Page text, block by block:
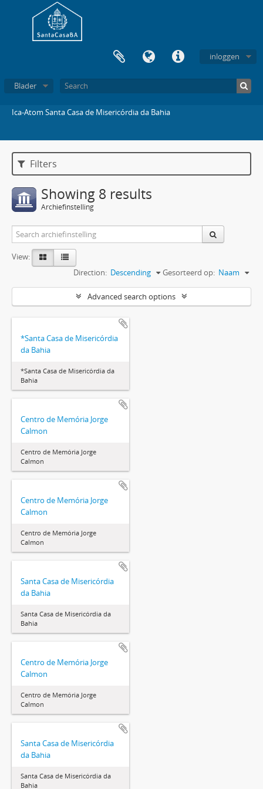
inloggen
Blader
Ica-Atom Santa Casa de Misericórdia da Bahia
Filters
Showing 8 results
Archiefinstelling
View:
Gesorteerd op: Naam
Direction: Descending
Advanced search options
*Santa Casa de Misericórdia
da Bahia
*Santa Casa de Misericórdia da
Bahia
Centro de Memória Jorge
Calmon
Centro de Memória Jorge
Calmon
Centro de Memória Jorge
Calmon
Centro de Memória Jorge
Calmon
Santa Casa de Misericórdia
da Bahia
Santa Casa de Misericórdia da
Bahia
Centro de Memória Jorge
Calmon
Centro de Memória Jorge
Calmon
Santa Casa de Misericórdia
da Bahia
Santa Casa de Misericórdia da
Bahia